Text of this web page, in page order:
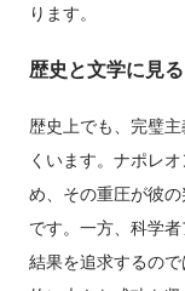
ります。
歴史と文学に見
歴史上でも、完璧
くいます。ナポレ
め、その重圧が彼
です。一方、科学
結果を追求するの